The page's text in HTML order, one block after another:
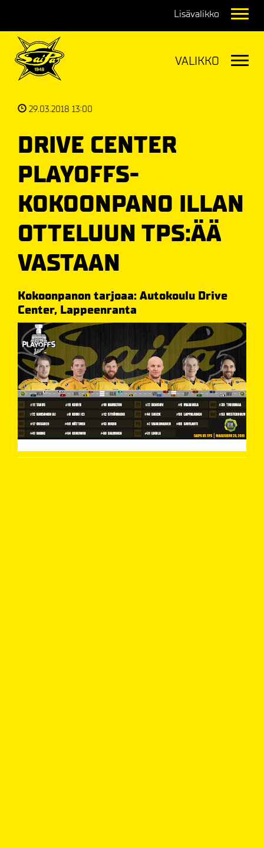
29.03.2018 13:00
DRIVE CENTER
PLAYOFFS-
KOKOONPANO ILLAN
OTTELUUN TPS:ÄÄ
VASTAAN
Kokoonpanon tarjoaa: Autokoulu Drive
Center, Lappeenranta